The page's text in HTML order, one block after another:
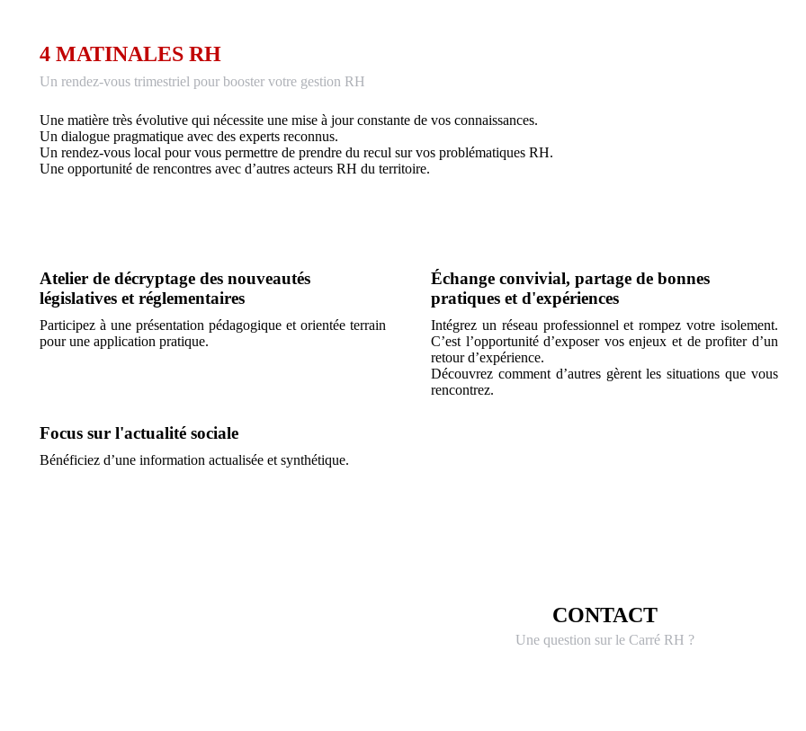
4 MATINALES RH
Un rendez-vous trimestriel pour booster votre gestion RH
Une matière très évolutive qui nécessite une mise à jour constante de vos connaissances.
Un dialogue pragmatique avec des experts reconnus.
Un rendez-vous local pour vous permettre de prendre du recul sur vos problématiques RH.
Une opportunité de rencontres avec d’autres acteurs RH du territoire.
Atelier de décryptage des nouveautés
législatives et réglementaires
Participez à une présentation pédagogique et orientée terrain
pour une application pratique.
Focus sur l'actualité sociale
Bénéficiez d’une information actualisée et synthétique.
Échange convivial, partage de bonnes
pratiques et d'expériences
Intégrez un réseau professionnel et rompez votre isolement.
C’est l’opportunité d’exposer vos enjeux et de profiter d’un
retour d’expérience.
Découvrez comment d’autres gèrent les situations que vous
rencontrez.
CONTACT
Une question sur le Carré RH ?